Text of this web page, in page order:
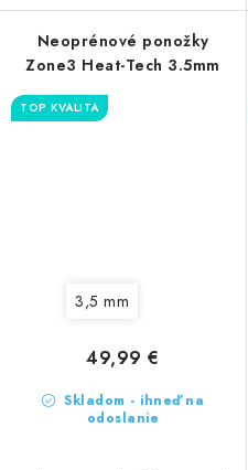
Neoprénové ponožky
Zone3 Heat-Tech 3.5mm
TOP KVALITA
3,5 mm
Skladom - ihneď na
odoslanie
49,99 €